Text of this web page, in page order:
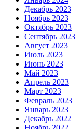
Декабрь 2023
Ноябрь 2023
Октябрь 2023
Сентябрь 2023
Август 2023
Июль 2023
Июнь 2023
Май 2023
Апрель 2023
Март 2023
Февраль 2023
Январь 2023
Декабрь 2022